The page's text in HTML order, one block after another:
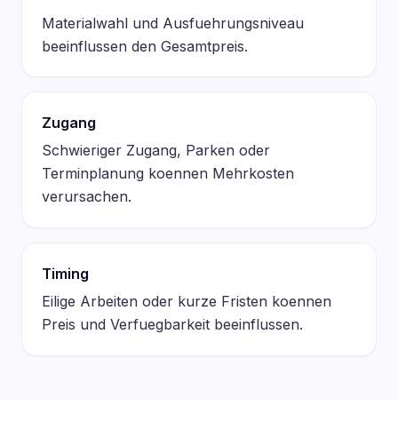
Materialwahl und Ausfuehrungsniveau
beeinflussen den Gesamtpreis.
Zugang
Schwieriger Zugang, Parken oder
Terminplanung koennen Mehrkosten
verursachen.
Timing
Eilige Arbeiten oder kurze Fristen koennen
Preis und Verfuegbarkeit beeinflussen.